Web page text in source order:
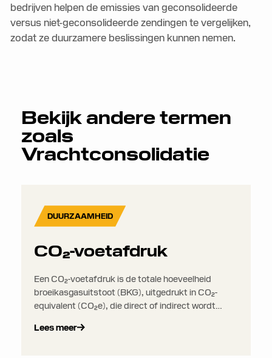
bedrijven helpen de emissies van geconsolideerde
versus niet-geconsolideerde zendingen te vergelijken,
zodat ze duurzamere beslissingen kunnen nemen.
Bekijk andere termen
zoals
Vrachtconsolidatie
DUURZAAMHEID
CO₂-voetafdruk
Een CO₂-voetafdruk is de totale hoeveelheid
broeikasgasuitstoot (BKG), uitgedrukt in CO₂-
equivalent (CO₂e), die direct of indirect wordt
activiteit. Voor bedrijven die transport- en
Lees meer